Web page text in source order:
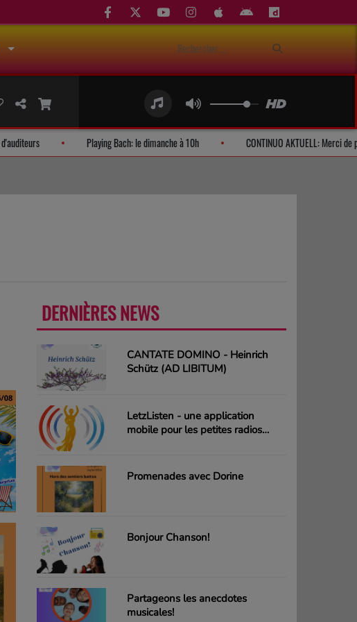
Demandes d'auditeurs Playing Bach: le dimanche à 10h CONTINUO
DERNIÈRES NEWS
CANTATE DOMINO - Heinrich
Schütz (AD LIBITUM)
LetzListen - une application
mobile pour les petites radios
Promenades avec Dorine
Bonjour Chanson!
Partageons les anecdotes
musicales!